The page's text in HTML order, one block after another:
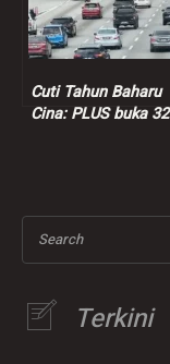
Cuti Tahun Baharu
Cina: PLUS buka 32
Search
Terkini